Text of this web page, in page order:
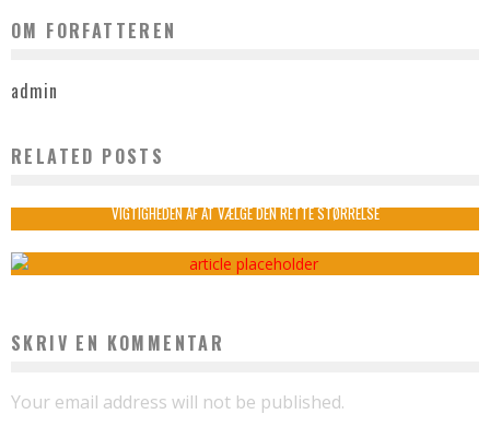
OM FORFATTEREN
admin
RELATED POSTS
VIGTIGHEDEN AF AT VÆLGE DEN RETTE STØRRELSE
SKRIV EN KOMMENTAR
Your email address will not be published.